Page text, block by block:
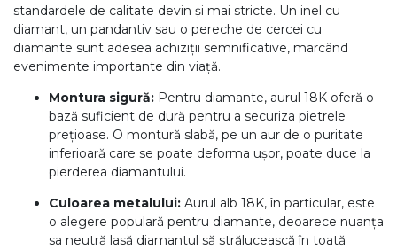
Diamante
standardele de calitate devin și mai stricte. Un inel cu
diamant, un pandantiv sau o pereche de cercei cu
diamante sunt adesea achiziții semnificative, marcând
evenimente importante din viață.
Montura sigură: Pentru diamante, aurul 18K oferă o
bază suficient de dură pentru a securiza pietrele
prețioase. O montură slabă, pe un aur de o puritate
inferioară care se poate deforma ușor, poate duce la
pierderea diamantului.
Culoarea metalului: Aurul alb 18K, în particular, este
o alegere populară pentru diamante, deoarece nuanța
sa neutră lasă diamantul să strălucească în toată